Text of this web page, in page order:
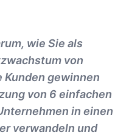
wie Sie als
von
Kunden gewinnen
von 6 einfachen
in einen
verwandeln und